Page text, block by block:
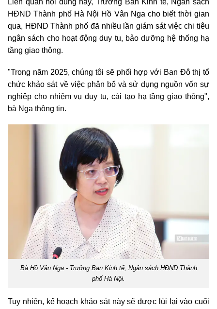
HĐND Thành phố Hà Nội Hồ Vân Nga cho biết thời gian
qua, HĐND Thành phố đã nhiều lần giám sát việc chi tiêu
ngân sách cho hoạt động duy tu, bảo dưỡng hệ thống hạ
tầng giao thông.
"Trong năm 2025, chúng tôi sẽ phối hợp với Ban Đô thị tổ
chức khảo sát về việc phân bổ và sử dụng nguồn vốn sự
nghiệp cho nhiệm vụ duy tu, cải tạo hạ tầng giao thông",
bà Nga thông tin.
Bà Hồ Vân Nga - Trưởng Ban Kinh tế, Ngân sách HĐND Thành
phố Hà Nội.
Tuy nhiên, kế hoạch khảo sát này sẽ được lùi lại vào cuối